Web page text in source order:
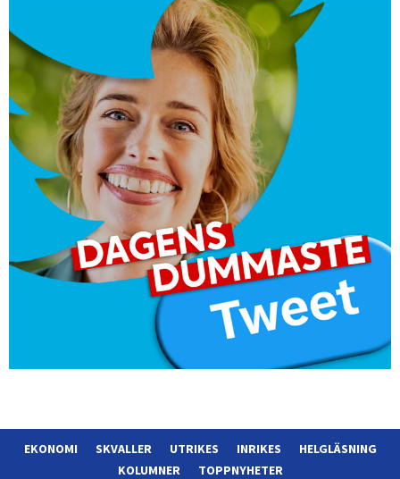
EKONOMI SKVALLER UTRIKES INRIKES
HELGLÄSNING
KOLUMNER
TOPPNYHETER